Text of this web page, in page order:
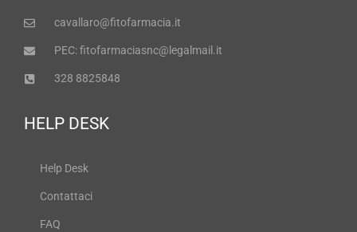
cavallaro@fitofarmacia.it
PEC: fitofarmaciasnc@legalmail.it
328 8825848
HELP DESK
Help Desk
Contattaci
FAQ